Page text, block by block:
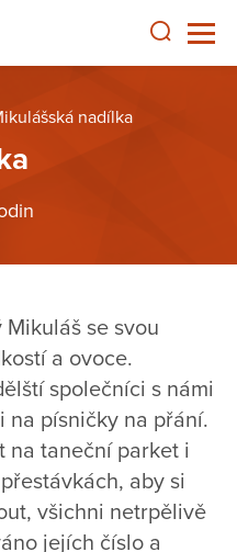
nadílka
se svou
a ovoce.
společníci s námi
na písničky na přání.
na taneční parket i
aby si
všichni netrpělivě
jejích číslo a